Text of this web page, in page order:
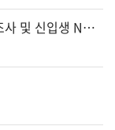
[심리상담센터] 2022학년도 신입생 실태조사 및 신입생 NEO성격검사 실시 안내